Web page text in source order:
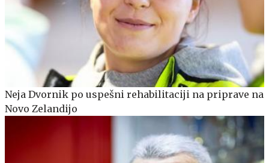
Neja Dvornik po uspešni rehabilitaciji na priprave na
Novo Zelandijo